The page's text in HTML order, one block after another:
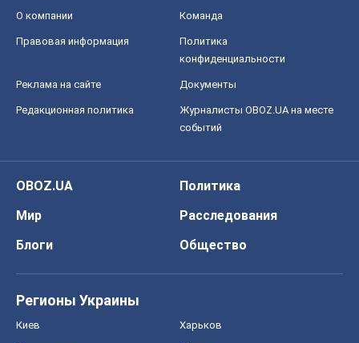
О компании Команда
Правовая информация
Политика
конфиденциальности
Реклама на сайте Документы
Редакционная политика
Журналисты OBOZ.UA на месте
событий
OBOZ.UA
Политика
Мир
Расследования
Блоги
Общество
Регионы Украины
Киев Харьков